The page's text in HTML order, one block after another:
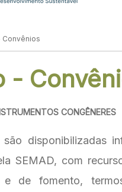
Convênios
-
CONGÊNERES
são disponibilizadas
SEMAD, com
e de fomento,